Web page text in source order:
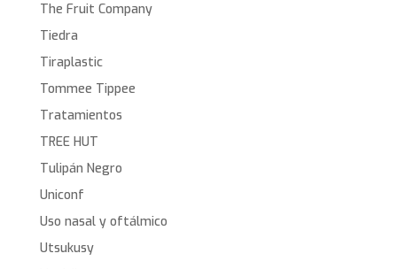
The Fruit Company
Tiedra
Tiraplastic
Tommee Tippee
Tratamientos
TREE HUT
Tulipán Negro
Uniconf
Uso nasal y oftálmico
Utsukusy